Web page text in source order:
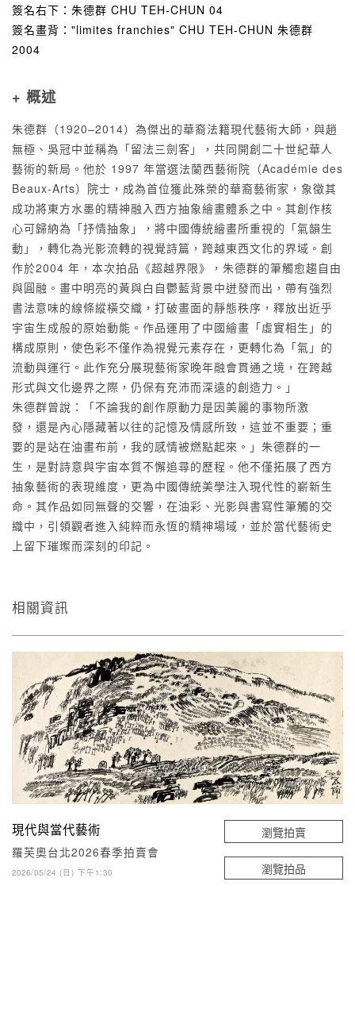
簽名右下：朱德群 CHU TEH-CHUN 04
簽名畫背："limites franchies" CHU TEH-CHUN 朱德群
2004
+ 概述
朱德群（1920–2014）為傑出的華裔法籍現代藝術大師，與趙
無極、吳冠中並稱為「留法三劍客」，共同開創二十世紀華人
藝術的新局。他於 1997 年當選法蘭西藝術院（Académie des
Beaux-Arts）院士，成為首位獲此殊榮的華裔藝術家，象徵其
成功將東方水墨的精神融入西方抽象繪畫體系之中。其創作核
心可歸納為「抒情抽象」，將中國傳統繪畫所重視的「氣韻生
動」，轉化為光影流轉的視覺詩篇，跨越東西文化的界域。創
作於2004 年，本次拍品《超越界限》，朱德群的筆觸愈趨自由
與圓融。畫中明亮的黃與白自鬱藍背景中迸發而出，帶有強烈
書法意味的線條縱橫交織，打破畫面的靜態秩序，釋放出近乎
宇宙生成般的原始動能。作品運用了中國繪畫「虛實相生」的
構成原則，使色彩不僅作為視覺元素存在，更轉化為「氣」的
流動與運行。此作充分展現藝術家晚年融會貫通之境，在跨越
形式與文化邊界之際，仍保有充沛而深遠的創造力。」
朱德群曾說：「不論我的創作原動力是因美麗的事物所激
發，還是內心隱藏著以往的記憶及情感所致，這並不重要；重
要的是站在油畫布前，我的感情被燃點起來。」朱德群的一
生，是對詩意與宇宙本質不懈追尋的歷程。他不僅拓展了西方
抽象藝術的表現維度，更為中國傳統美學注入現代性的嶄新生
命。其作品如同無聲的交響，在油彩、光影與書寫性筆觸的交
織中，引領觀者進入純粹而永恆的精神場域，並於當代藝術史
上留下璀璨而深刻的印記。
相關資訊
現代與當代藝術
羅芙奧台北2026春季拍賣會
2026/05/24 (日) 下午1:30
瀏覽拍賣
瀏覽拍品